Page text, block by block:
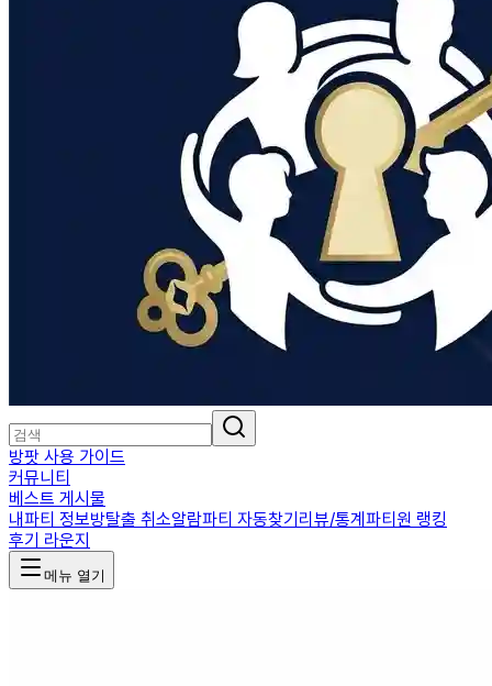
방팟 사용 가이드
커뮤니티
베스트 게시물
내파티 정보방탈출 취소알람파티 자동찾기리뷰/통계파티원 랭킹
후기 라운지
메뉴 열기